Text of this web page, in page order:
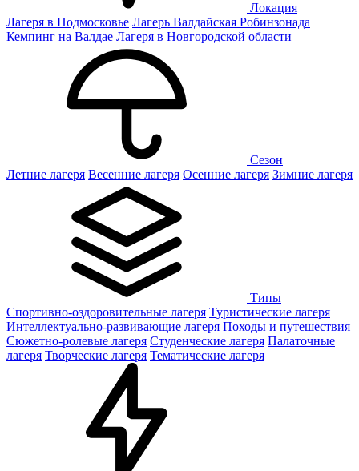
Локация
Лагеря в Подмосковье Лагерь Валдайская Робинзонада
Кемпинг на Валдае Лагеря в Новгородской области
Сезон
Летние лагеря Весенние лагеря Осенние лагеря Зимние лагеря
Типы
Спортивно-оздоровительные лагеря Туристические лагеря
Интеллектуально-развивающие лагеря Походы и путешествия
Сюжетно-ролевые лагеря Студенческие лагеря Палаточные
лагеря Творческие лагеря Тематические лагеря